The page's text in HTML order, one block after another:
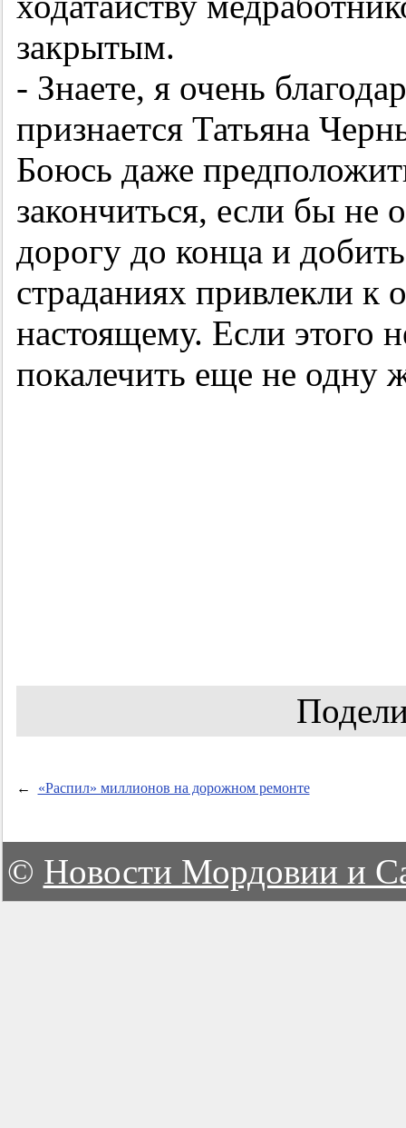
закрытым.
- Знаете, я очень
признается Татьяна
Боюсь даже
закончиться, если бы не
дорогу до конца и
страданиях привлекли к
настоящему. Если этого
покалечить еще не одну
← «Распил» миллионов на дорожном ремонте
© Новости Мордовии и